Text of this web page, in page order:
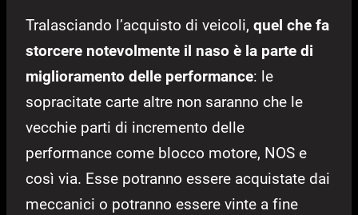
Tralasciando l’acquisto di veicoli, quel che fa
storcere notevolmente il naso è la parte di
miglioramento delle performance: le
sopracitate carte altre non saranno che le
vecchie parti di incremento delle
performance come blocco motore, NOS e
così via. Esse potranno essere acquistate dai
meccanici o potranno essere vinte a fine